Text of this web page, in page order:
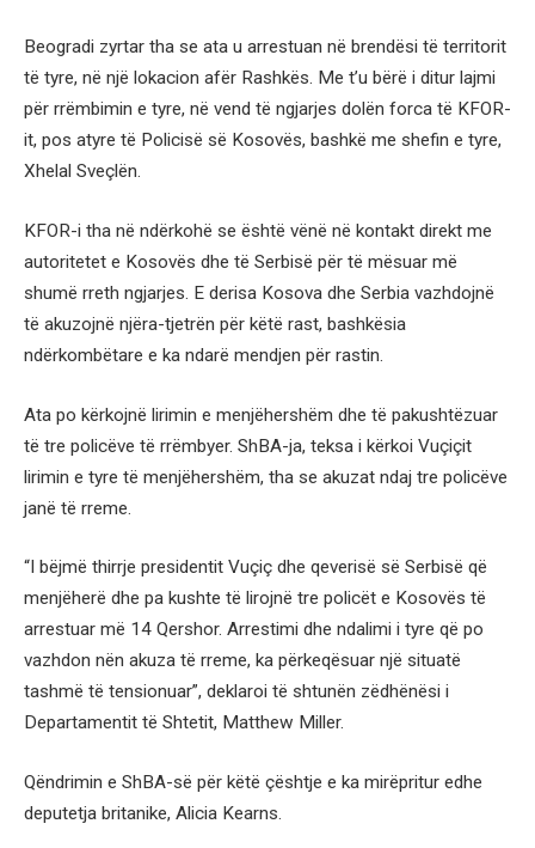
Beogradi zyrtar tha se ata u arrestuan në brendësi të territorit
të tyre, në një lokacion afër Rashkës. Me t’u bërë i ditur lajmi
për rrëmbimin e tyre, në vend të ngjarjes dolën forca të KFOR-
it, pos atyre të Policisë së Kosovës, bashkë me shefin e tyre,
Xhelal Sveçlën.
KFOR-i tha në ndërkohë se është vënë në kontakt direkt me
autoritetet e Kosovës dhe të Serbisë për të mësuar më
shumë rreth ngjarjes. E derisa Kosova dhe Serbia vazhdojnë
të akuzojnë njëra-tjetrën për këtë rast, bashkësia
ndërkombëtare e ka ndarë mendjen për rastin.
Ata po kërkojnë lirimin e menjëhershëm dhe të pakushtëzuar
të tre policëve të rrëmbyer. ShBA-ja, teksa i kërkoi Vuçiçit
lirimin e tyre të menjëhershëm, tha se akuzat ndaj tre policëve
janë të rreme.
“I bëjmë thirrje presidentit Vuçiç dhe qeverisë së Serbisë që
menjëherë dhe pa kushte të lirojnë tre policët e Kosovës të
arrestuar më 14 Qershor. Arrestimi dhe ndalimi i tyre që po
vazhdon nën akuza të rreme, ka përkeqësuar një situatë
tashmë të tensionuar”, deklaroi të shtunën zëdhënësi i
Departamentit të Shtetit, Matthew Miller.
Qëndrimin e ShBA-së për këtë çështje e ka mirëpritur edhe
deputetja britanike, Alicia Kearns.